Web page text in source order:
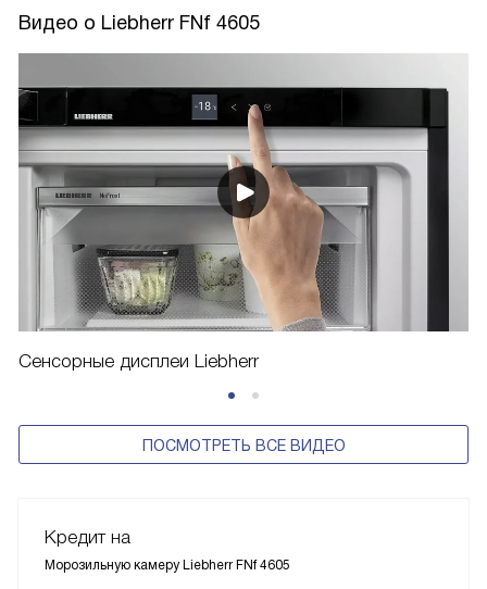
Видео о Liebherr FNf 4605
Сенсорные дисплеи Liebherr
ПОСМОТРЕТЬ ВСЕ ВИДЕО
Кредит на
Морозильную камеру Liebherr FNf 4605